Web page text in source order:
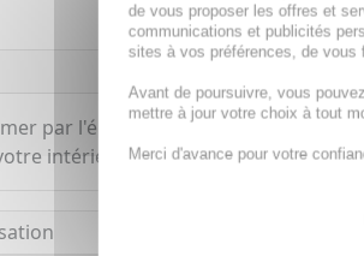
par l'élégance du Bouquet
intérieur.
de vous proposer les offres et
communications et publicités
sites à vos préférences, de vous
Avant de poursuivre, vous
mettre à jour votre choix à tout
Merci d'avance pour votre